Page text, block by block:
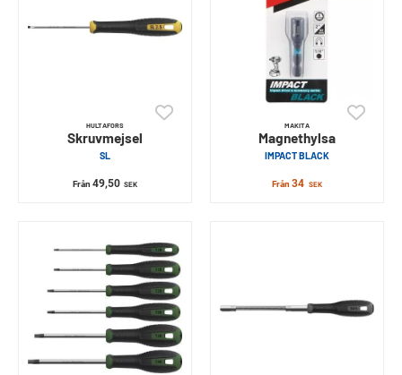
HULTAFORS
Skruvmejsel
SL
Från 49,50 SEK
MAKITA
Magnethylsa
IMPACT BLACK
Från34 SEK